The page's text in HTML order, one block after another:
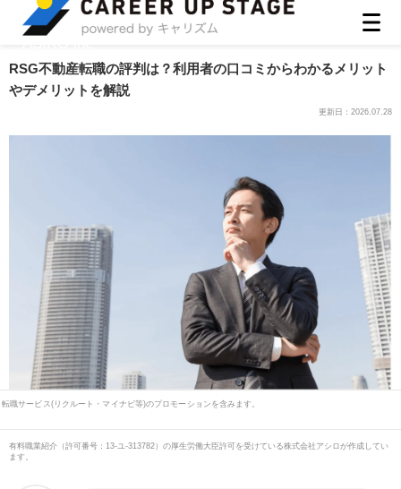
RSG不動産転職の評判は？利用者の口コミからわかるメリット
やデメリットを解説
更新日：2026.07.28
転職サービス(リクルート・マイナビ等)のプロモーションを含みます。
有料職業紹介（許可番号：13-ユ-313782）の厚生労働大臣許可を受けている株式会社アシロが作成してい
ます。